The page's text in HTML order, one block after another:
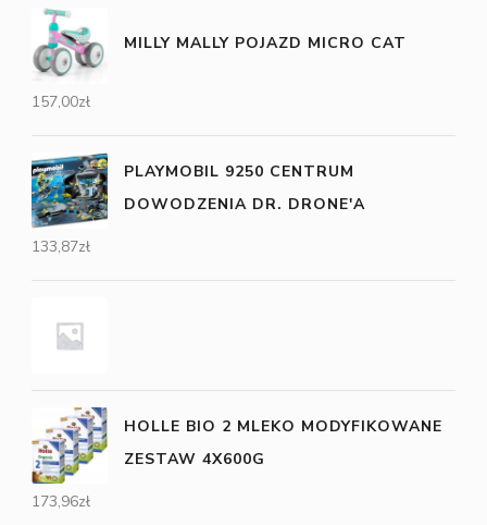
MILLY MALLY POJAZD MICRO CAT
157,00zł
PLAYMOBIL 9250 CENTRUM
DOWODZENIA DR. DRONE'A
133,87zł
HOLLE BIO 2 MLEKO MODYFIKOWANE
ZESTAW 4X600G
173,96zł